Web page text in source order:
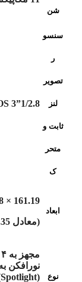
شن
سنسو
ر
تصویر
لنز
ثابت و
متحر
ک
1/2.8”3 Megapixel Progressive CMOS
ابعاد
161.19 × 126.18 × 202.2 میلی‌متر
(معادل 6.35 × 4.97 × 7.96 اینچ)
نوع
نورافکن